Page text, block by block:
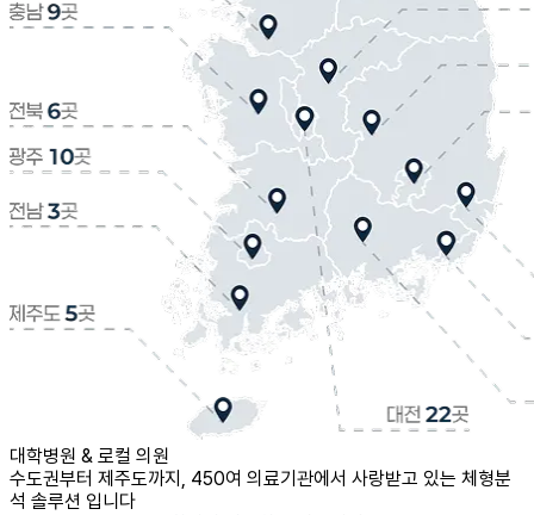
대학병원 & 로컬 의원
수도권부터 제주도까지, 450여 의료기관에서 사랑받고 있는 체형분
석 솔루션 입니다